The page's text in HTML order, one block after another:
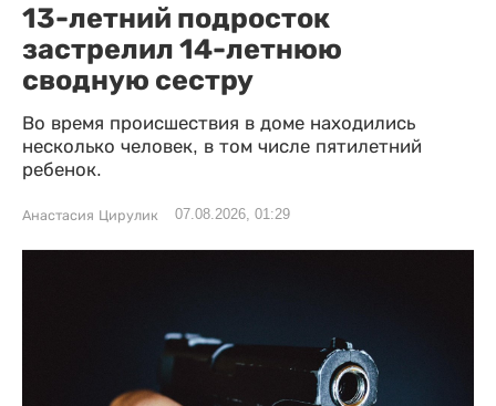
13-летний подросток
застрелил 14-летнюю
сводную сестру
Во время происшествия в доме находились
несколько человек, в том числе пятилетний
ребенок.
Анастасия Цирулик 07.08.2026, 01:29